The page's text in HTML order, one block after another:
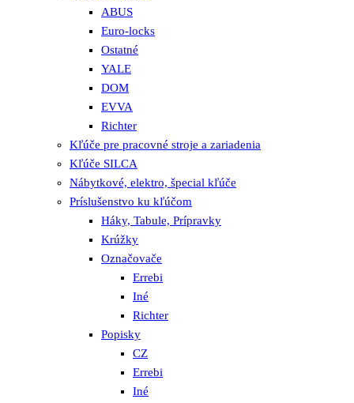
ABUS
Euro-locks
Ostatné
YALE
DOM
EVVA
Richter
Kľúče pre pracovné stroje a zariadenia
Kľúče SILCA
Nábytkové, elektro, špecial kľúče
Príslušenstvo ku kľúčom
Háky, Tabule, Prípravky
Krúžky
Označovače
Errebi
Iné
Richter
Popisky
CZ
Errebi
Iné